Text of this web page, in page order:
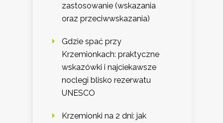
zastosowanie (wskazania
oraz przeciwwskazania)
Gdzie spać przy
Krzemionkach: praktyczne
wskazówki i najciekawsze
noclegi blisko rezerwatu
UNESCO
Krzemionki na 2 dni: jak